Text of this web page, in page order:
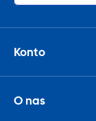
Konto
O nas